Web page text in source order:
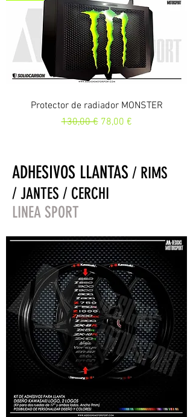
Protector de radiador MONSTER
Prix original
130,00 € Prix promotionnel
78,00 €
ADHESIVOS LLANTAS / RIMS
/ JANTES / CERCHI
LINEA SPORT